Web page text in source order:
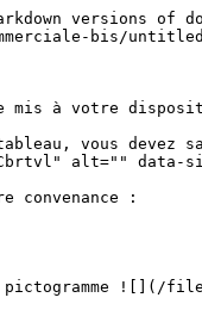
versions of
bis/untitled-1/
mis à votre
vous devez
alt="" data-
convenance :
![](/files/